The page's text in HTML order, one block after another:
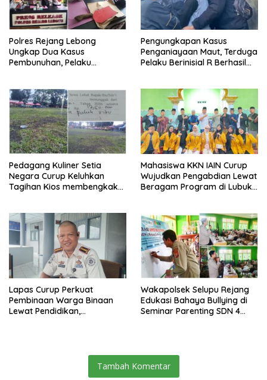
Polres Rejang Lebong
Ungkap Dua Kasus
Pembunuhan, Pelaku
Pengungkapan Kasus
Penganiayaan Maut, Terduga
Pelaku Berinisial R Berhasil
Pedagang Kuliner Setia
Negara Curup Keluhkan
Tagihan Kios membengkak
Mahasiswa KKN IAIN Curup
Wujudkan Pengabdian Lewat
Beragam Program di Lubuk
Lapas Curup Perkuat
Pembinaan Warga Binaan
Lewat Pendidikan,
Wakapolsek Selupu Rejang
Edukasi Bahaya Bullying di
Seminar Parenting SDN 4
Tambah Komentar